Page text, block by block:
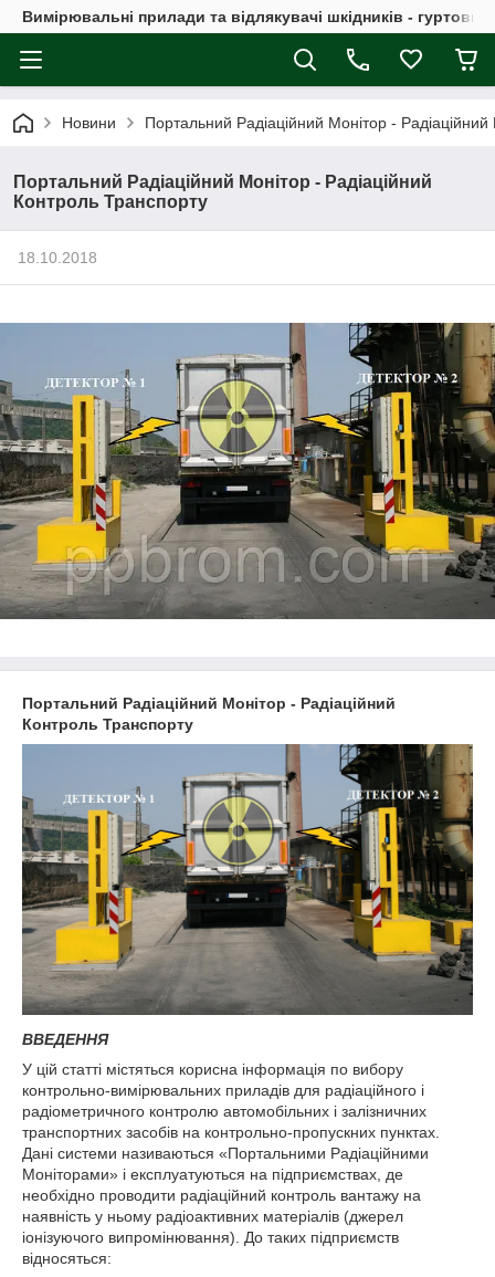
Вимірювальні прилади та відлякувачі шкідників -
Новини Портальний Радіаційний Монітор -
Портальний Радіаційний Монітор - Радіаційний
Контроль Транспорту
18.10.2018
Портальний Радіаційний Монітор - Радіаційний
Контроль Транспорту
ВВЕДЕННЯ
У цій статті містяться корисна інформація по вибору
контрольно-вимірювальних приладів для радіаційного і
радіометричного контролю автомобільних і залізничних
транспортних засобів на контрольно-пропускних пунктах.
Дані системи називаються «Портальними Радіаційними
Моніторами» і експлуатуються на підприємствах, де
необхідно проводити радіаційний контроль вантажу на
наявність у ньому радіоактивних матеріалів (джерел
іонізуючого випромінювання). До таких підприємств
відносяться: